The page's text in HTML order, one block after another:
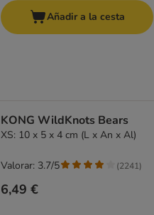
Añadir a la cesta
KONG WildKnots Bears
XS: 10 x 5 x 4 cm (L x An x Al)
6,49 €
Valorar: 3.7/5 (2241)